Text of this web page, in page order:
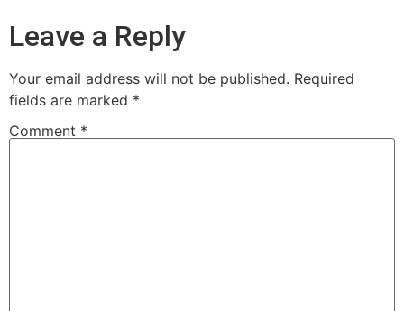
Leave a Reply
Your email address will not be published. Required
fields are marked *
Comment *